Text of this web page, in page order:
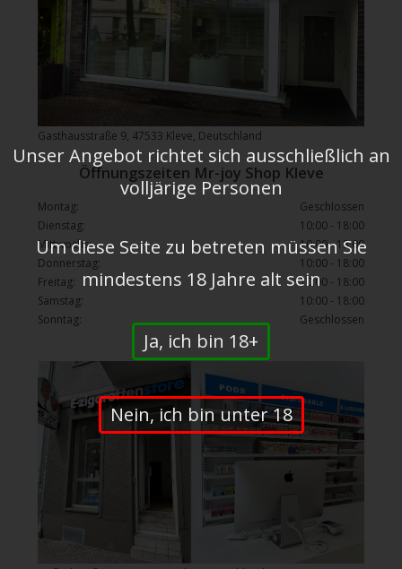
Gasthausstraße 9, 47533 Kleve, Deutschland
Öffnungszeiten Mr-joy Shop Kleve
Montag:
Geschlossen
Dienstag:
10:00 - 18:00
Mittwochs:
10:00 - 18:00
Donnerstag:
10:00 - 18:00
Freitag:
10:00 - 18:00
Samstag:
10:00 - 18:00
Sonntag:
Geschlossen
Unser Angebot richtet sich ausschließlich an
volljärige Personen
Um diese Seite zu betreten müssen Sie
mindestens 18 Jahre alt sein
Ja, ich bin 18+
Nein, ich bin unter 18